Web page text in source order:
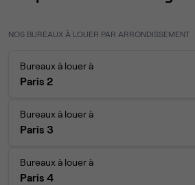
NOS BUREAUX À LOUER PAR ARRONDISSEMENT
Bureaux à louer à
Paris 2
Bureaux à louer à
Paris 3
Bureaux à louer à
Paris 4